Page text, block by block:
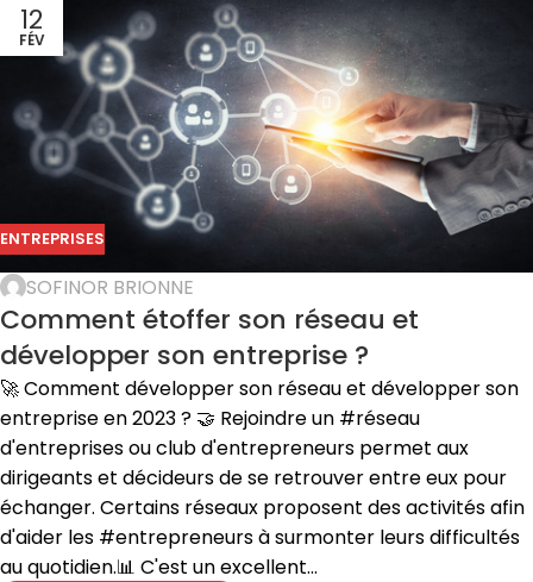
12
FÉV
ENTREPRISES
SOFINOR BRIONNE
Comment étoffer son réseau et
développer son entreprise ?
🚀 Comment développer son réseau et développer son
entreprise en 2023 ? 🤝 Rejoindre un #réseau
d'entreprises ou club d'entrepreneurs permet aux
dirigeants et décideurs de se retrouver entre eux pour
échanger. Certains réseaux proposent des activités afin
d'aider les #entrepreneurs à surmonter leurs difficultés
au quotidien.📊 C'est un excellent...